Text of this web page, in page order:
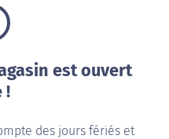
est ouvert
!
des jours fériés et